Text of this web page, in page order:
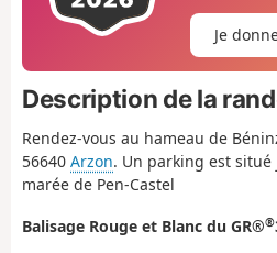
Je
Description de la
Rendez-vous au hameau de
56640 Arzon. Un parking est
marée de Pen-Castel
Balisage Rouge et Blanc du GR®®